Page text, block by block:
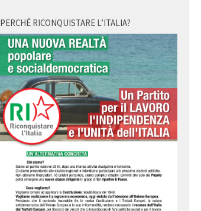
PERCHÉ RICONQUISTARE L’ITALIA?